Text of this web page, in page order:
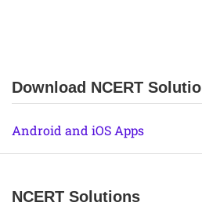
Download NCERT
Android and iOS Apps
NCERT Solutions